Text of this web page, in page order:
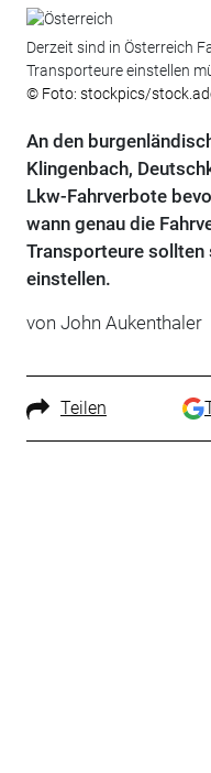
Derzeit sind in Österreich
Transporteure einstellen
© Foto: stockpics/
An den
Klingenbach,
Lkw-Fahrverbote
wann genau die
Transporteure
einstellen.
von John Aukenthaler
Teilen